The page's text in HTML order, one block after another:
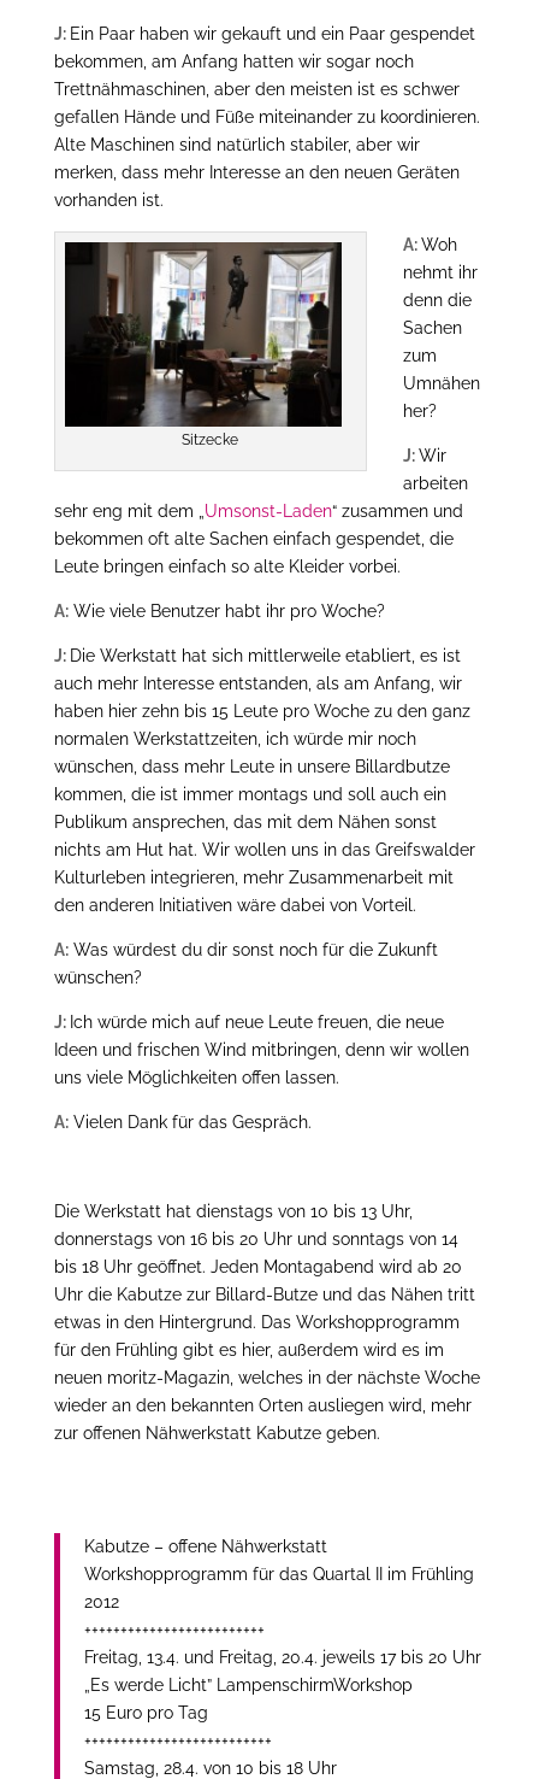
J: Ein Paar haben wir gekauft und ein Paar gespendet
bekommen, am Anfang hatten wir sogar noch
Trettnähmaschinen, aber den meisten ist es schwer
gefallen Hände und Füße miteinander zu koordinieren.
Alte Maschinen sind natürlich stabiler, aber wir
merken, dass mehr Interesse an den neuen Geräten
vorhanden ist.
Sitzecke
A:Woh
nehmt ihr
denn die
Sachen
zum
Umnähen
her?
J:Wir
arbeiten
sehr eng mit dem „ Umsonst-Laden“ zusammen und
bekommen oft alte Sachen einfach gespendet, die
Leute bringen einfach so alte Kleider vorbei.
A:Wie viele Benutzer habt ihr pro Woche?
J: Die Werkstatt hat sich mittlerweile etabliert, es ist
auch mehr Interesse entstanden, als am Anfang, wir
haben hier zehn bis 15 Leute pro Woche zu den ganz
normalen Werkstattzeiten, ich würde mir noch
wünschen, dass mehr Leute in unsere Billardbutze
kommen, die ist immer montags und soll auch ein
Publikum ansprechen, das mit dem Nähen sonst
nichts am Hut hat. Wir wollen uns in das Greifswalder
Kulturleben integrieren, mehr Zusammenarbeit mit
den anderen Initiativen wäre dabei von Vorteil.
A:Was würdest du dir sonst noch für die Zukunft
wünschen?
J: Ich würde mich auf neue Leute freuen, die neue
Ideen und frischen Wind mitbringen, denn wir wollen
uns viele Möglichkeiten offen lassen.
A:Vielen Dank für das Gespräch.
Die Werkstatt hat dienstags von 10 bis 13 Uhr,
donnerstags von 16 bis 20 Uhr und sonntags von 14
bis 18 Uhr geöffnet. Jeden Montagabend wird ab 20
Uhr die Kabutze zur Billard-Butze und das Nähen tritt
etwas in den Hintergrund. Das Workshopprogramm
für den Frühling gibt es hier, außerdem wird es im
neuen moritz-Magazin, welches in der nächste Woche
wieder an den bekannten Orten ausliegen wird, mehr
zur offenen Nähwerkstatt Kabutze geben.
Kabutze – offene Nähwerkstatt
Workshopprogramm für das Quartal II im Frühling
2012
+++++++++++++++++++++++++
Freitag, 13.4. und Freitag, 20.4. jeweils 17 bis 20 Uhr
„Es werde Licht” LampenschirmWorkshop
15 Euro pro Tag
++++++++++++++++++++++++++
Samstag, 28.4. von 10 bis 18 Uhr